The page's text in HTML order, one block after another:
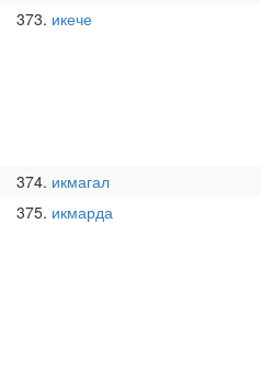
373 икече
374 икмагал
375 икмарда